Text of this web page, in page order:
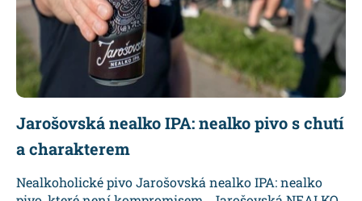
Jarošovská nealko IPA: nealko pivo s chutí
a charakterem
Nealkoholické pivo Jarošovská nealko IPA: nealko